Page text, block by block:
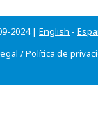
2024 | English -
/Política de